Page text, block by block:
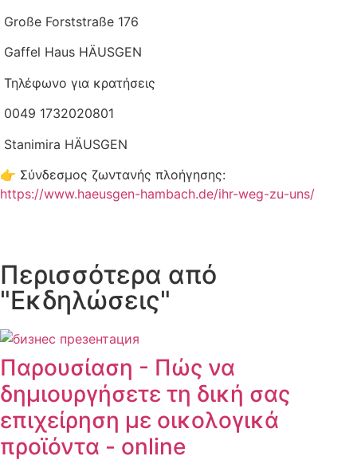
Große Forststraße 176
Gaffel Haus HÄUSGEN
Τηλέφωνο για κρατήσεις
0049 1732020801
Stanimira HÄUSGEN
👉 Σύνδεσμος ζωντανής πλοήγησης:
https://www.haeusgen-hambach.de/ihr-weg-zu-uns/
Περισσότερα από
"Εκδηλώσεις"
Παρουσίαση - Πώς να
δημιουργήσετε τη δική σας
επιχείρηση με οικολογικά
προϊόντα - online